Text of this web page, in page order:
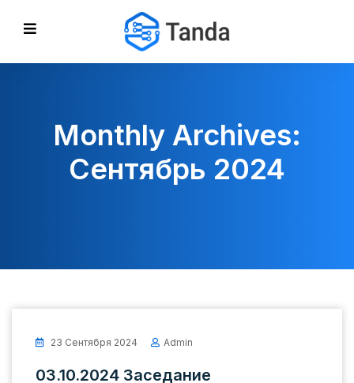
Monthly Archives:
Сентябрь 2024
23 Сентября 2024 Admin
03.10.2024 Заседание